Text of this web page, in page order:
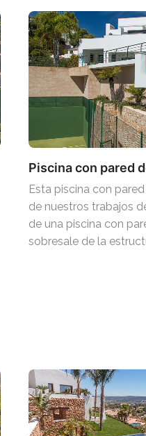
Piscina con pared
Esta piscina con
de nuestros trabajos
de una piscina con
sobresale de la